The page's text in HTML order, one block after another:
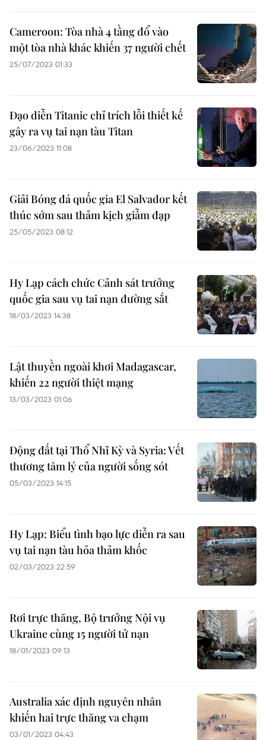
Cameroon: Tòa nhà 4 tầng đổ vào
một tòa nhà khác khiến 37 người chết
25/07/2023 01:33
Đạo diễn Titanic chỉ trích lỗi thiết kế
gây ra vụ tai nạn tàu Titan
23/06/2023 11:08
Giải Bóng đá quốc gia El Salvador kết
thúc sớm sau thảm kịch giẫm đạp
25/05/2023 08:12
Hy Lạp cách chức Cảnh sát trưởng
quốc gia sau vụ tai nạn đường sắt
18/03/2023 14:38
Lật thuyền ngoài khơi Madagascar,
khiến 22 người thiệt mạng
13/03/2023 01:06
Động đất tại Thổ Nhĩ Kỳ và Syria: Vết
thương tâm lý của người sống sót
05/03/2023 14:15
Hy Lạp: Biểu tình bạo lực diễn ra sau
vụ tai nạn tàu hỏa thảm khốc
02/03/2023 22:59
Rơi trực thăng, Bộ trưởng Nội vụ
Ukraine cùng 15 người tử nạn
18/01/2023 09:13
Australia xác định nguyên nhân
khiến hai trực thăng va chạm
03/01/2023 04:43